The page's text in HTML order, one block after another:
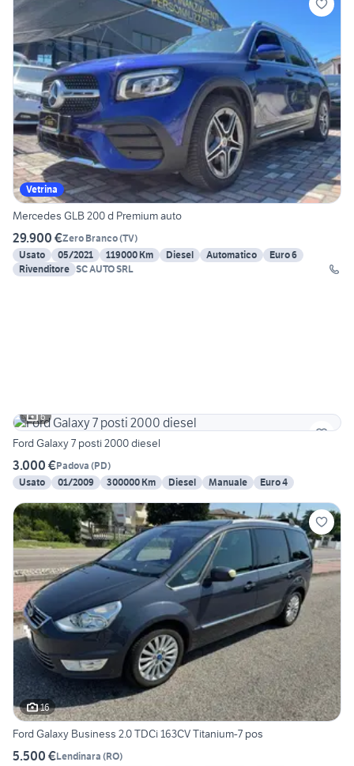
Vetrina
Mercedes GLB 200 d Premium auto
29.900 €Zero Branco(TV)
Usato
05/2021 119000 Km Diesel Automatico
Euro 6
Rivenditore SC AUTO SRL
6
Ford Galaxy 7 posti 2000 diesel
3.000 €Padova (PD)
Usato
01/2009 300000 Km Diesel Manuale Euro 4
16
Ford Galaxy Business 2.0 TDCi 163CV Titanium-7 pos
5.500 €Lendinara (RO)